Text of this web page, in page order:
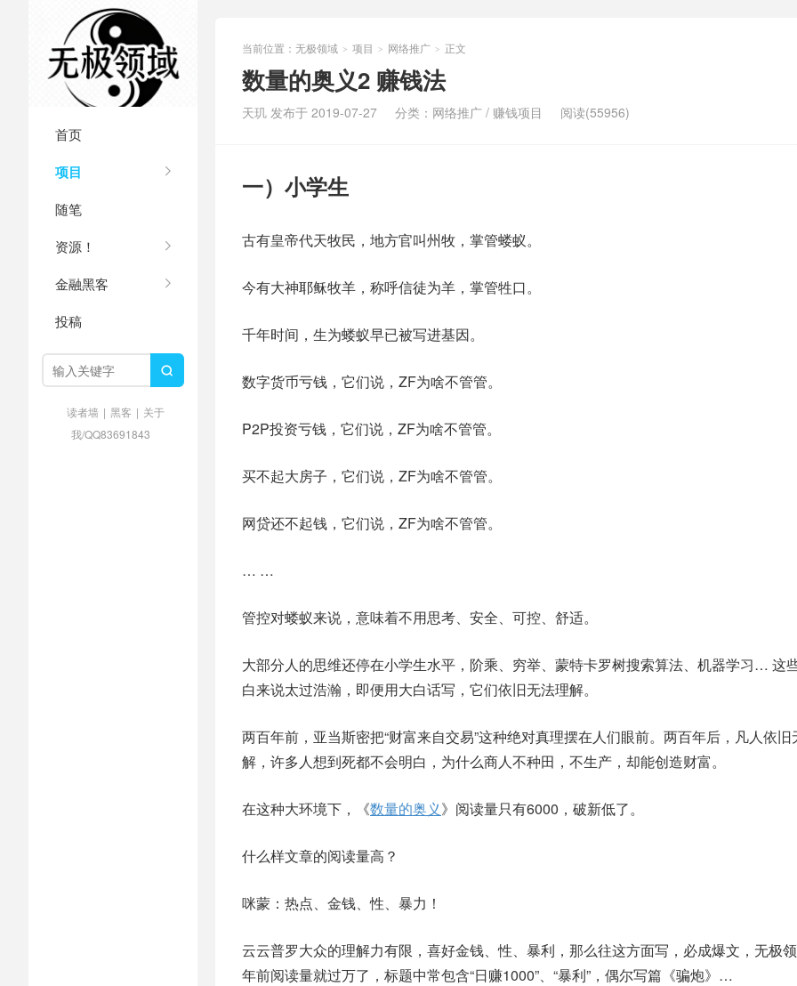
首页
项目
随笔
资源！
金融黑客
投稿

读者墙 | 黑客 | 关于
我/QQ83691843
当前位置： 无极领域 > 项目 > 网络推广 > 正文
数量的奥义2 赚钱法
天玑 发布于 2019-07-27 分类： 网络推广 / 赚钱项目 阅读(55956)
一）小学生
古有皇帝代天牧民，地方官叫州牧，掌管蝼蚁。
今有大神耶稣牧羊，称呼信徒为羊，掌管牲口。
千年时间，生为蝼蚁早已被写进基因。
数字货币亏钱，它们说，ZF为啥不管管。
P2P投资亏钱，它们说，ZF为啥不管管。
买不起大房子，它们说，ZF为啥不管管。
网贷还不起钱，它们说，ZF为啥不管管。
… …
管控对蝼蚁来说，意味着不用思考、安全、可控、舒适。
大部分人的思维还停在小学生水平，阶乘、穷举、蒙特卡罗树搜索算法、机器学习… 这
白来说太过浩瀚，即便用大白话写，它们依旧无法理解。
两百年前，亚当斯密把“财富来自交易”这种绝对真理摆在人们眼前。两百年后，凡人依旧
解，许多人想到死都不会明白，为什么商人不种田，不生产，却能创造财富。
在这种大环境下，《数量的奥义》阅读量只有6000，破新低了。
什么样文章的阅读量高？
咪蒙：热点、金钱、性、暴力！
云云普罗大众的理解力有限，喜好金钱、性、暴利，那么往这方面写，必成爆文，无极
年前阅读量就过万了，标题中常包含“日赚1000”、“暴利”，偶尔写篇《骗炮》…